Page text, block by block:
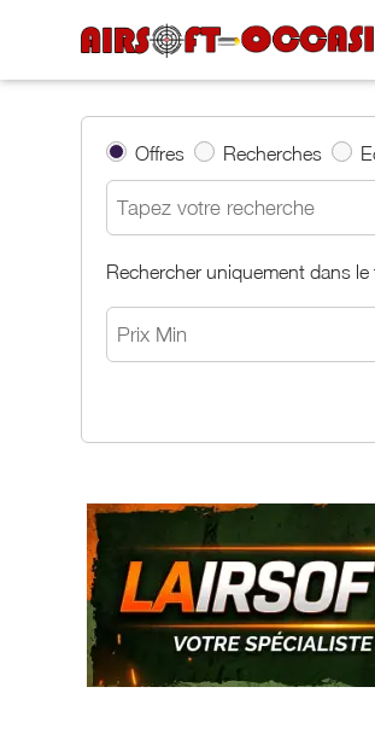
Offres Recherches
Rechercher uniquement dans le